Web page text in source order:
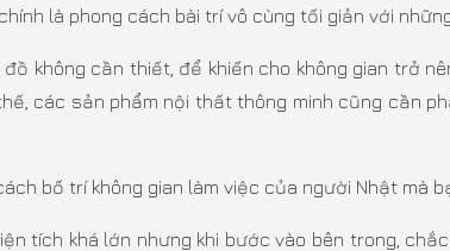
là phong cách bài trí vô cùng tối giản với
không cần thiết, để khiến cho không gian trở
các sản phẩm nội thất thông minh cũng cần
bố trí không gian làm việc của người Nhật mà
tích khá lớn nhưng khi bước vào bên trong,